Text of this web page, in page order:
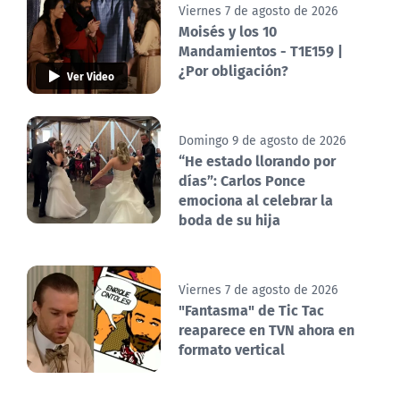
Ver Video
Viernes 7 de agosto de 2026
Moisés y los 10
Mandamientos - T1E159 |
¿Por obligación?
Domingo 9 de agosto de 2026
“He estado llorando por
días”: Carlos Ponce
emociona al celebrar la
boda de su hija
Viernes 7 de agosto de 2026
"Fantasma" de Tic Tac
reaparece en TVN ahora en
formato vertical